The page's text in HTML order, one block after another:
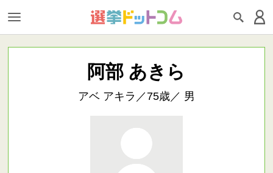
阿部 あきら
アベ アキラ／75歳／ 男